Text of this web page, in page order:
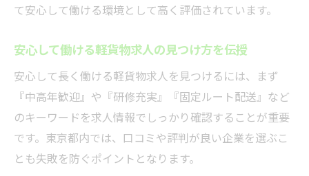
て安心して働ける環境として高く評価されています。
安心して働ける軽貨物求人の見つけ方を伝授
安心して長く働ける軽貨物求人を見つけるには、まず
『中高年歓迎』や『研修充実』『固定ルート配送』など
のキーワードを求人情報でしっかり確認することが重要
です。東京都内では、口コミや評判が良い企業を選ぶこ
とも失敗を防ぐポイントとなります。